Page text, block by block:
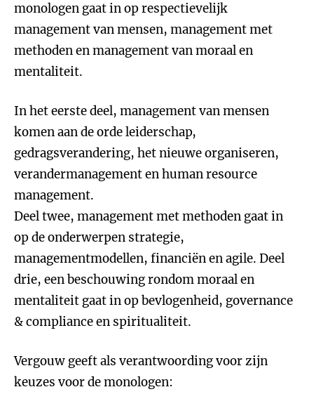
monologen gaat in op respectievelijk
management van mensen, management met
methoden en management van moraal en
mentaliteit.
In het eerste deel, management van mensen
komen aan de orde leiderschap,
gedragsverandering, het nieuwe organiseren,
verandermanagement en human resource
management.
Deel twee, management met methoden gaat in
op de onderwerpen strategie,
managementmodellen, financiën en agile. Deel
drie, een beschouwing rondom moraal en
mentaliteit gaat in op bevlogenheid, governance
& compliance en spiritualiteit.
Vergouw geeft als verantwoording voor zijn
keuzes voor de monologen: